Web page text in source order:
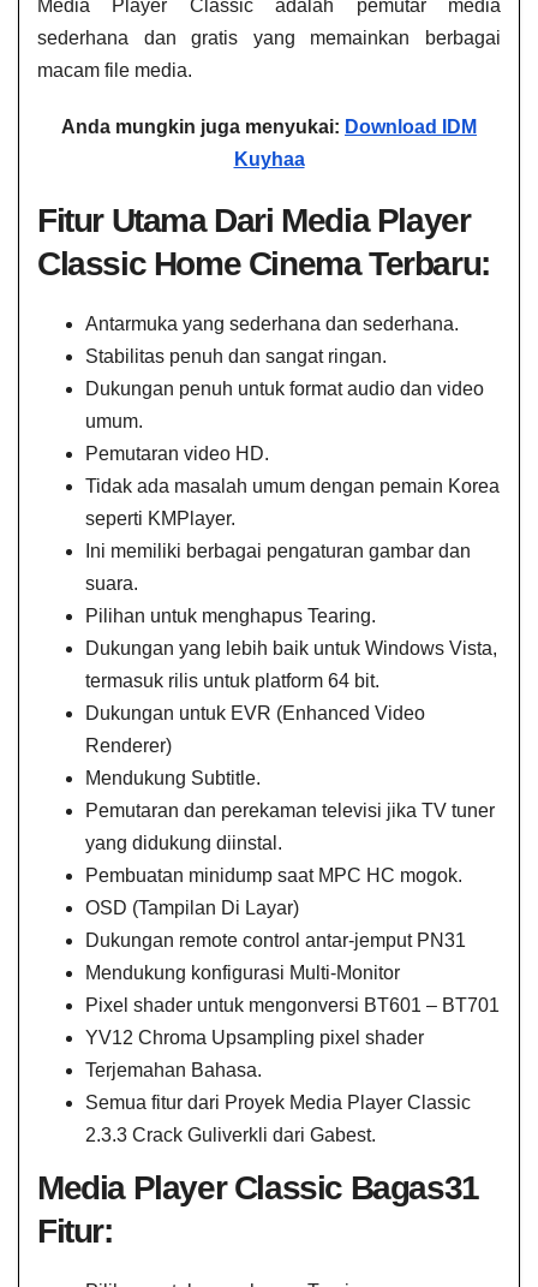
Media Player Classic adalah pemutar media
sederhana dan gratis yang memainkan berbagai
macam file media.
Anda mungkin juga menyukai: Download IDM
Kuyhaa
Fitur Utama Dari Media Player
Classic Home Cinema Terbaru:
Antarmuka yang sederhana dan sederhana.
Stabilitas penuh dan sangat ringan.
Dukungan penuh untuk format audio dan video
umum.
Pemutaran video HD.
Tidak ada masalah umum dengan pemain Korea
seperti KMPlayer.
Ini memiliki berbagai pengaturan gambar dan
suara.
Pilihan untuk menghapus Tearing.
Dukungan yang lebih baik untuk Windows Vista,
termasuk rilis untuk platform 64 bit.
Dukungan untuk EVR (Enhanced Video
Renderer)
Mendukung Subtitle.
Pemutaran dan perekaman televisi jika TV tuner
yang didukung diinstal.
Pembuatan minidump saat MPC HC mogok.
OSD (Tampilan Di Layar)
Dukungan remote control antar-jemput PN31
Mendukung konfigurasi Multi-Monitor
Pixel shader untuk mengonversi BT601 – BT701
YV12 Chroma Upsampling pixel shader
Terjemahan Bahasa.
Semua fitur dari Proyek Media Player Classic
2.3.3 Crack Guliverkli dari Gabest.
Media Player Classic Bagas31​
Fitur: